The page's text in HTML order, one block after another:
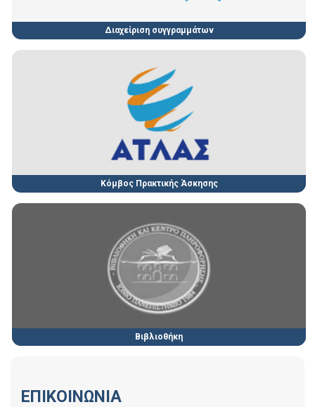
Διαχείριση συγγραμμάτων
Κόμβος Πρακτικής Άσκησης
Βιβλιοθήκη
ΕΠΙΚΟΙΝΩΝΙΑ